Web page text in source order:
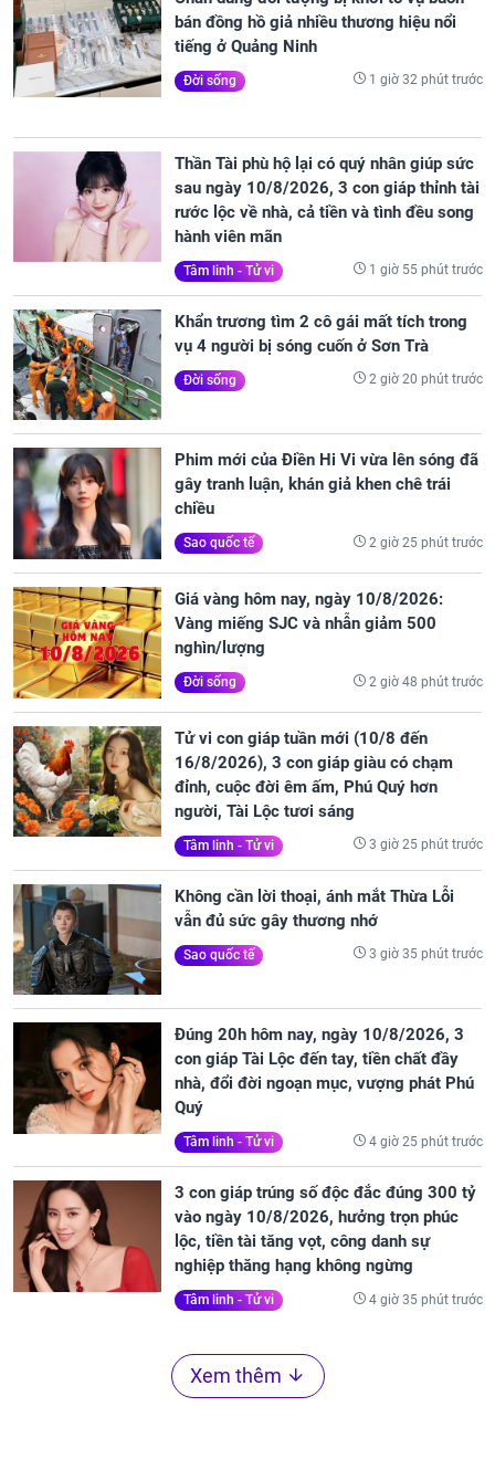
bán đồng hồ giả nhiều thương hiệu nổi
tiếng ở Quảng Ninh
Đời sống 1 giờ 32 phút trước
Thần Tài phù hộ lại có quý nhân giúp sức
sau ngày 10/8/2026, 3 con giáp thỉnh tài
rước lộc về nhà, cả tiền và tình đều song
hành viên mãn
Tâm linh - Tử vi 1 giờ 55 phút trước
Khẩn trương tìm 2 cô gái mất tích trong
vụ 4 người bị sóng cuốn ở Sơn Trà
Đời sống 2 giờ 20 phút trước
Phim mới của Điền Hi Vi vừa lên sóng đã
gây tranh luận, khán giả khen chê trái
chiều
Sao quốc tế 2 giờ 25 phút trước
Giá vàng hôm nay, ngày 10/8/2026:
Vàng miếng SJC và nhẫn giảm 500
nghìn/lượng
Đời sống 2 giờ 48 phút trước
Tử vi con giáp tuần mới (10/8 đến
16/8/2026), 3 con giáp giàu có chạm
đỉnh, cuộc đời êm ấm, Phú Quý hơn
người, Tài Lộc tươi sáng
Tâm linh - Tử vi 3 giờ 25 phút trước
Không cần lời thoại, ánh mắt Thừa Lỗi
vẫn đủ sức gây thương nhớ
Sao quốc tế 3 giờ 35 phút trước
Đúng 20h hôm nay, ngày 10/8/2026, 3
con giáp Tài Lộc đến tay, tiền chất đầy
nhà, đổi đời ngoạn mục, vượng phát Phú
Quý
Tâm linh - Tử vi 4 giờ 25 phút trước
3 con giáp trúng số độc đắc đúng 300 tỷ
vào ngày 10/8/2026, hưởng trọn phúc
lộc, tiền tài tăng vọt, công danh sự
nghiệp thăng hạng không ngừng
Tâm linh - Tử vi 4 giờ 35 phút trước
Xem thêm